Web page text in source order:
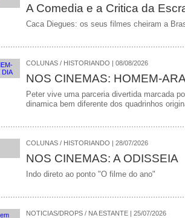
A Comedia e a Critica da
Caca Diegues: os seus filmes cheiram a
COLUNAS / HISTORIANDO | 08/08/2026
NOS CINEMAS: HOMEM-
Peter vive uma parceria divertida marcada
dinamica bem diferente dos quadrinhos
COLUNAS / HISTORIANDO | 28/07/2026
NOS CINEMAS: A ODISSEIA
Indo direto ao ponto "O filme do ano"
NOTICIAS/DROPS / NA ESTANTE | 25/07/2026